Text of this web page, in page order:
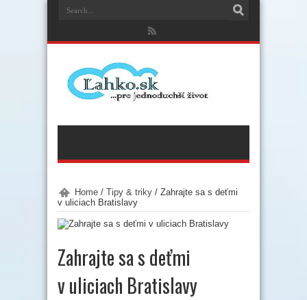
Home / Tipy & triky / Zahrajte sa s deťmi
v uliciach Bratislavy
Zahrajte sa s deťmi
v uliciach Bratislavy